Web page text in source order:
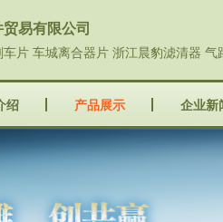
易有限公司
片 车城离合器片 浙江晨豹滤清器
绍 产品展示 企业新